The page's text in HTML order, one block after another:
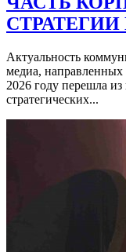
Актуальность
медиа, направленных
2026 году перешла
стратегических...